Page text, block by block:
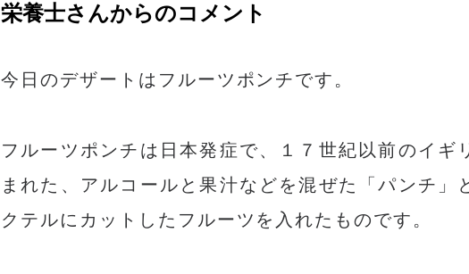
栄養士さんからのコメント
今日のデザートはフルーツポンチです。
フルーツポンチは日本発症で、１７世紀以前のイギ
まれた、アルコールと果汁などを混ぜた「パンチ」
クテルにカットしたフルーツを入れたものです。